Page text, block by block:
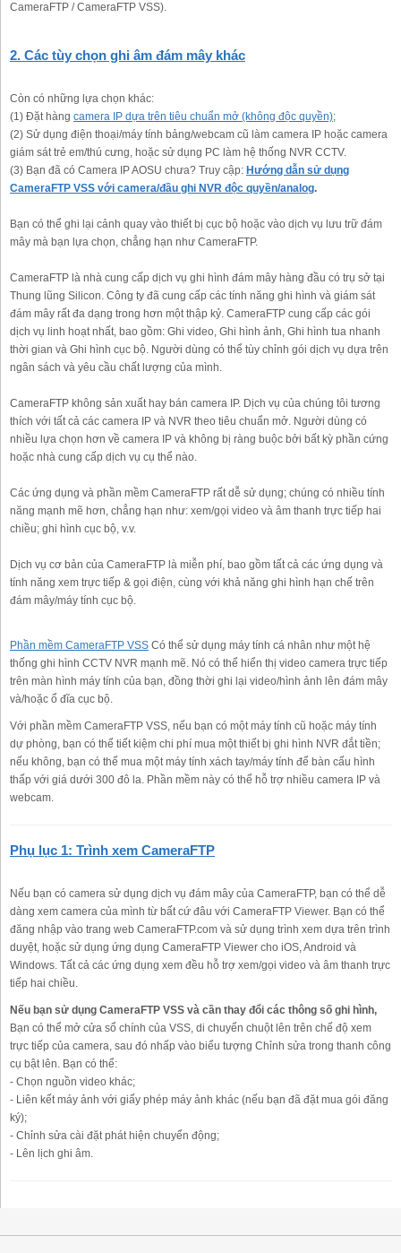
CameraFTP / CameraFTP VSS).
2. Các tùy chọn ghi âm đám mây khác
Còn có những lựa chọn khác:
(1) Đặt hàng camera IP dựa trên tiêu chuẩn mở (không độc quyền);
(2) Sử dụng điện thoại/máy tính bảng/webcam cũ làm camera IP hoặc camera
giám sát trẻ em/thú cưng, hoặc sử dụng PC làm hệ thống NVR CCTV.
(3) Bạn đã có Camera IP AOSU chưa? Truy cập: Hướng dẫn sử dụng
CameraFTP VSS với camera/đầu ghi NVR độc quyền/analog.
Bạn có thể ghi lại cảnh quay vào thiết bị cục bộ hoặc vào dịch vụ lưu trữ đám
mây mà bạn lựa chọn, chẳng hạn như CameraFTP.
CameraFTP là nhà cung cấp dịch vụ ghi hình đám mây hàng đầu có trụ sở tại
Thung lũng Silicon. Công ty đã cung cấp các tính năng ghi hình và giám sát
đám mây rất đa dạng trong hơn một thập kỷ. CameraFTP cung cấp các gói
dịch vụ linh hoạt nhất, bao gồm: Ghi video, Ghi hình ảnh, Ghi hình tua nhanh
thời gian và Ghi hình cục bộ. Người dùng có thể tùy chỉnh gói dịch vụ dựa trên
ngân sách và yêu cầu chất lượng của mình.
CameraFTP không sản xuất hay bán camera IP. Dịch vụ của chúng tôi tương
thích với tất cả các camera IP và NVR theo tiêu chuẩn mở. Người dùng có
nhiều lựa chọn hơn về camera IP và không bị ràng buộc bởi bất kỳ phần cứng
hoặc nhà cung cấp dịch vụ cụ thể nào.
Các ứng dụng và phần mềm CameraFTP rất dễ sử dụng; chúng có nhiều tính
năng mạnh mẽ hơn, chẳng hạn như: xem/gọi video và âm thanh trực tiếp hai
chiều; ghi hình cục bộ, v.v.
Dịch vụ cơ bản của CameraFTP là miễn phí, bao gồm tất cả các ứng dụng và
tính năng xem trực tiếp & gọi điện, cùng với khả năng ghi hình hạn chế trên
đám mây/máy tính cục bộ.
Phần mềm CameraFTP VSS Có thể sử dụng máy tính cá nhân như một hệ
thống ghi hình CCTV NVR mạnh mẽ. Nó có thể hiển thị video camera trực tiếp
trên màn hình máy tính của bạn, đồng thời ghi lại video/hình ảnh lên đám mây
và/hoặc ổ đĩa cục bộ.
Với phần mềm CameraFTP VSS, nếu bạn có một máy tính cũ hoặc máy tính
dự phòng, bạn có thể tiết kiệm chi phí mua một thiết bị ghi hình NVR đắt tiền;
nếu không, bạn có thể mua một máy tính xách tay/máy tính để bàn cấu hình
thấp với giá dưới 300 đô la. Phần mềm này có thể hỗ trợ nhiều camera IP và
webcam.
Phụ lục 1: Trình xem CameraFTP
Nếu bạn có camera sử dụng dịch vụ đám mây của CameraFTP, bạn có thể dễ
dàng xem camera của mình từ bất cứ đâu với CameraFTP Viewer. Bạn có thể
đăng nhập vào trang web CameraFTP.com và sử dụng trình xem dựa trên trình
duyệt, hoặc sử dụng ứng dụng CameraFTP Viewer cho iOS, Android và
Windows. Tất cả các ứng dụng xem đều hỗ trợ xem/gọi video và âm thanh trực
tiếp hai chiều.
Nếu bạn sử dụng CameraFTP VSS và cần thay đổi các thông số ghi hình,
Bạn có thể mở cửa sổ chính của VSS, di chuyển chuột lên trên chế độ xem
trực tiếp của camera, sau đó nhấp vào biểu tượng Chỉnh sửa trong thanh công
cụ bật lên. Bạn có thể:
- Chọn nguồn video khác;
- Liên kết máy ảnh với giấy phép máy ảnh khác (nếu bạn đã đặt mua gói đăng
ký);
- Chỉnh sửa cài đặt phát hiện chuyển động;
- Lên lịch ghi âm.